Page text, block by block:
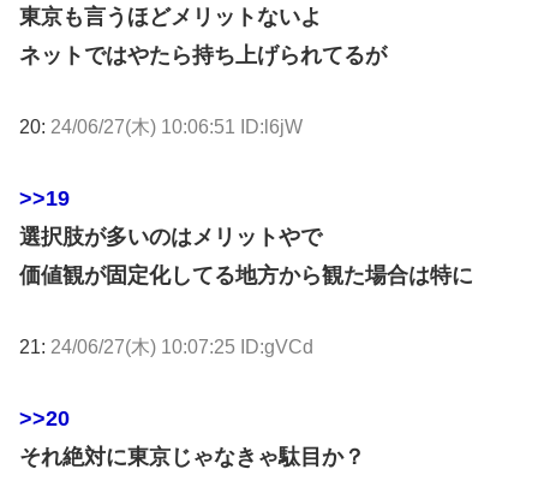
東京も言うほどメリットないよ
ネットではやたら持ち上げられてるが
20: 24/06/27(木) 10:06:51 ID:l6jW
>>19
選択肢が多いのはメリットやで
価値観が固定化してる地方から観た場合は特に
21: 24/06/27(木) 10:07:25 ID:gVCd
>>20
それ絶対に東京じゃなきゃ駄目か？